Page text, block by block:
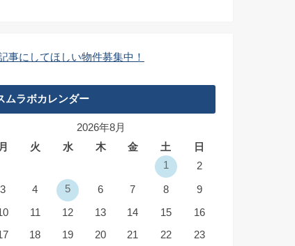
ムラボカレンダー
2026年8月
月
火 水 木 金 土
日
1
2
3 4 5 6 7 8 9
11 12 13 14 15
16
18 19 20 21 22
23